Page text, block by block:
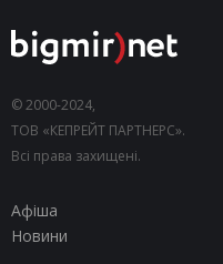
© 2000-2024,
ТОВ «КЕПРЕЙТ ПАРТНЕРС».
Всі права захищені.
Афіша
Новини